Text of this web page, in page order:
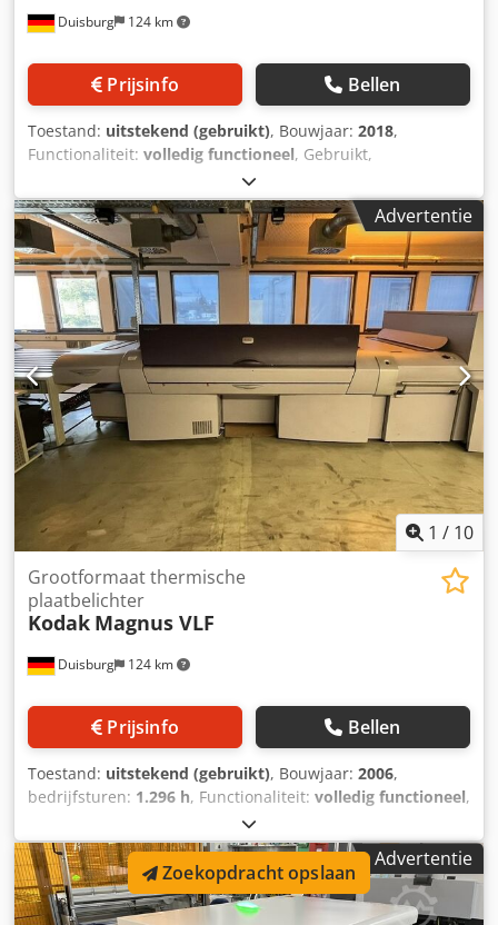
Duisburg 124 km
Prijsinfo Bellen
Toestand: uitstekend (gebruikt), Bouwjaar: 2018,
Functionaliteit: volledig functioneel, Gebruikt,
volautomatisch 8up thermisch CTP-systeem Kodak Magnus
800 plaatbelichter 5 cassettes MCU, UDR-C, uitname- en
stapelinrichting Glunz & Jensen MK III Dwsdpfjytp Txjx
Acdoa Bouwjaar 2018 Prinergy TIFF-Shooter op Dell
Optiplex 3050 Intel Core i3 Prinergy Evo versie 8.1 op Dell
T-310 werkstations Max. plaatformaat: 950 x 1163 mm Min.
plaatformaat: 330 x 305 mm Snelheid F: 28 platen/uur
Standaard resolutie: 2400 / 1200 dpi 1 paar Heidelberg
Autoplate-stansen 425 mm 1 paar Manroland Autoplate-
stansen 780 mm
Advertentie
1 / 10
Duisburg 124 km
Grootformaat thermische
plaatbelichter
Kodak Magnus VLF
Prijsinfo Bellen
Toestand: uitstekend (gebruikt), Bouwjaar: 2006,
bedrijfsturen: 1.296 h, Functionaliteit: volledig functioneel,
, plaatlengte:
Magnus VLF grootformaat thermische plaatbelichter met
MCU multi-cassette-eenheid (vier cassettes) Nieuwe TH 7-
laser (mei 2023) met slechts 1296 laseruren 2400 dpi Z-
snelheid Totaal belichte drukplaten: 258.861 stuks
Advertentie
Zoekopdracht opslaan